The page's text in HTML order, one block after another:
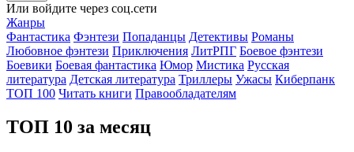
Или войдите через соц.сети
Жанры
Фантастика Фэнтези Попаданцы Детективы Романы
Любовное фэнтези Приключения ЛитРПГ Боевое фэнтези
Боевики Боевая фантастика Юмор Мистика Русская
литература Детская литература Триллеры Ужасы Киберпанк
ТОП 100 Читать книги Правообладателям
ТОП 10 за месяц